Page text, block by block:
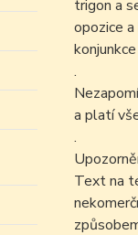
trigon a
opozice
.
a platí
.
Text na